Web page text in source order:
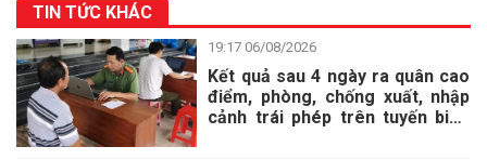
TIN TỨC KHÁC
19:17 06/08/2026
Kết quả sau 4 ngày ra quân cao
điểm, phòng, chống xuất, nhập
cảnh trái phép trên tuyến biên